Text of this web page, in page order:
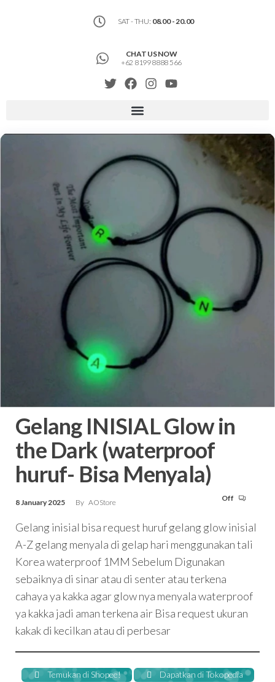
SAT - THU: 08.00 - 20.00
CHAT US NOW
+62 8199 8888 566
Gelang INISIAL Glow in
the Dark (waterproof
huruf- Bisa Menyala)
8 January 2025 By AOStore Off
Gelang inisial bisa request huruf gelang glow inisial
A-Z gelang menyala di gelap hari menggunakan tali
Korea waterproof 1MM Sebelum Digunakan
sebaiknya di sinar atau di senter atau terkena
cahaya ya kakka agar glow nya menyala waterproof
ya kakka jadi aman terkena air Bisa request ukuran
kakak di kecilkan atau di perbesar
Temukan di Shopee!
Dapatkan di Tokopedia